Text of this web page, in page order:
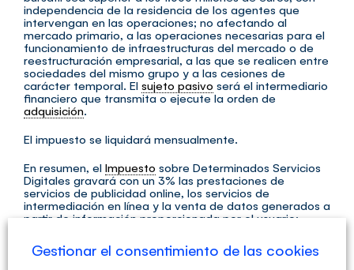
independencia de la residencia de los agentes que
intervengan en las operaciones; no afectando al
mercado primario, a las operaciones necesarias para el
funcionamiento de infraestructuras del mercado o de
reestructuración empresarial, a las que se realicen entre
sociedades del mismo grupo y a las cesiones de
carácter temporal. El sujeto pasivo será el intermediario
financiero que transmita o ejecute la orden de
adquisición.
El impuesto se liquidará mensualmente.
En resumen, el Impuesto sobre Determinados Servicios
Digitales gravará con un 3% las prestaciones de
servicios de publicidad online, los servicios de
intermediación en línea y la venta de datos generados a
partir de información proporcionada por el usuario;
de negocios supere los 750 millones de euros a nivel
mundial y los tres millones de euros en España. Se
Gestionar el consentimiento de las cookies